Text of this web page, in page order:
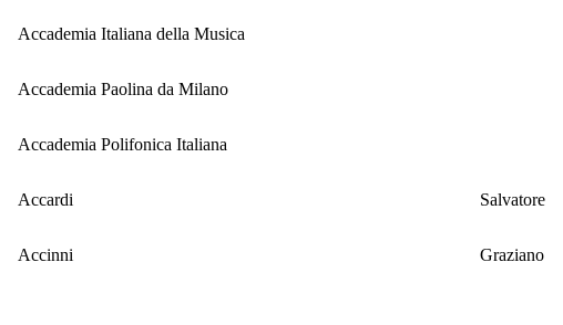
Accademia Italiana della Musica
Accademia Paolina da Milano
Accademia Polifonica Italiana
Accardi Salvatore
Accinni Graziano